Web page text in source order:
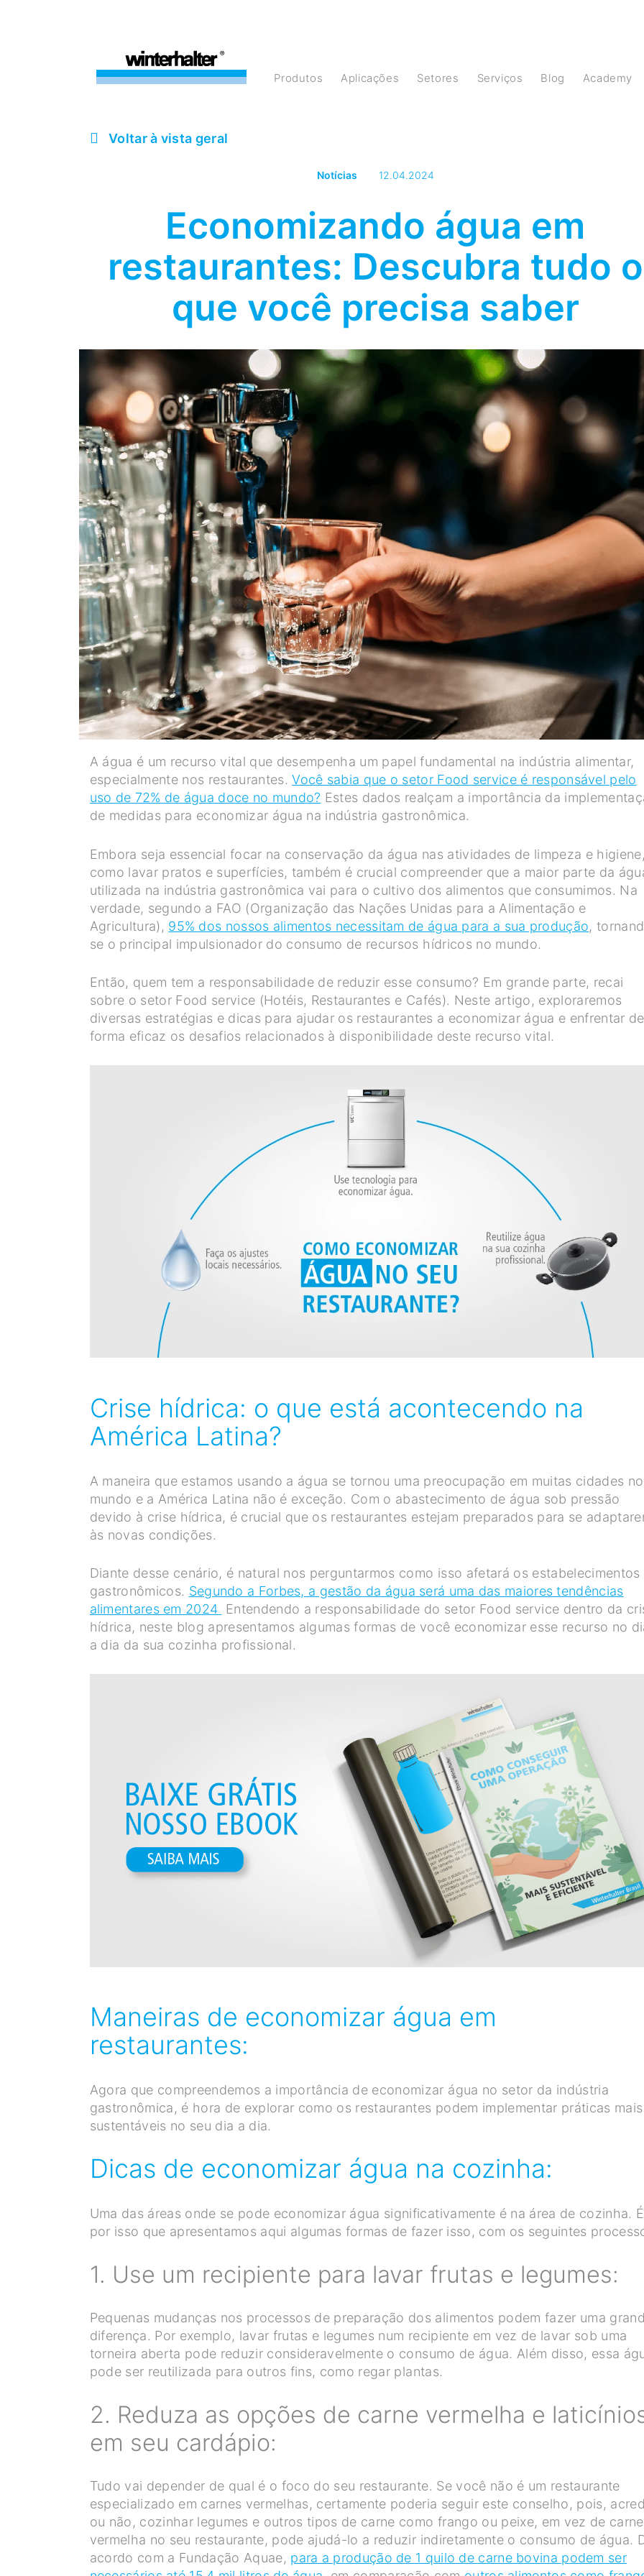
Produtos Aplicações Setores Serviços Blog Academy
Voltar à vista geral
Notícias 12.04.2024
Economizando água em
restaurantes: Descubra tudo o
que você precisa saber
A água é um recurso vital que desempenha um papel fundamental na indústria alimentar,
especialmente nos restaurantes.Você sabia que o setor Food service é responsável pelo
uso de 72% de água doce no mundo? Estes dados realçam a importância da
de medidas para economizar água na indústria gastronômica.
Embora seja essencial focar na conservação da água nas atividades de limpeza e
como lavar pratos e superfícies, também é crucial compreender que a maior parte da
utilizada na indústria gastronômica vai para o cultivo dos alimentos que consumimos. Na
verdade, segundo a FAO (Organização das Nações Unidas para a Alimentação e
Agricultura), 95% dos nossos alimentos necessitam de água para a sua produção,
se o principal impulsionador do consumo de recursos hídricos no mundo.
Então, quem tem a responsabilidade de reduzir esse consumo? Em grande parte, recai
sobre o setor Food service (Hotéis, Restaurantes e Cafés). Neste artigo, exploraremos
diversas estratégias e dicas para ajudar os restaurantes a economizar água e enfrentar de
forma eficaz os desafios relacionados à disponibilidade deste recurso vital.
Crise hídrica: o que está acontecendo na
América Latina?
A maneira que estamos usando a água se tornou uma preocupação em muitas cidades no
mundo e a América Latina não é exceção. Com o abastecimento de água sob pressão
devido à crise hídrica, é crucial que os restaurantes estejam preparados para se
às novas condições.
Diante desse cenário, é natural nos perguntarmos como isso afetará os estabelecimentos
gastronômicos. Segundo a Forbes, a gestão da água será uma das maiores tendências
alimentares em 2024 Entendendo a responsabilidade do setor Food service dentro da
hídrica, neste blog apresentamos algumas formas de você economizar esse recurso no
a dia da sua cozinha profissional.
Maneiras de economizar água em
restaurantes:
Agora que compreendemos a importância de economizar água no setor da indústria
gastronômica, é hora de explorar como os restaurantes podem implementar práticas mais
sustentáveis ​​no seu dia a dia.
Dicas de economizar água na cozinha:
Uma das áreas onde se pode economizar água significativamente é na área de cozinha. É
por isso que apresentamos aqui algumas formas de fazer isso, com os seguintes
1. Use um recipiente para lavar frutas e legumes:
Pequenas mudanças nos processos de preparação dos alimentos podem fazer uma
diferença. Por exemplo, lavar frutas e legumes num recipiente em vez de lavar sob uma
torneira aberta pode reduzir consideravelmente o consumo de água. Além disso, essa
pode ser reutilizada para outros fins, como regar plantas.
2. Reduza as opções de carne vermelha e
em seu cardápio:
Tudo vai depender de qual é o foco do seu restaurante. Se você não é um restaurante
especializado em carnes vermelhas, certamente poderia seguir este conselho, pois,
ou não, cozinhar legumes e outros tipos de carne como frango ou peixe, em vez de carne
vermelha no seu restaurante, pode ajudá-lo a reduzir indiretamente o consumo de água.
acordo com a Fundação Aquae, para a produção de 1 quilo de carne bovina podem ser